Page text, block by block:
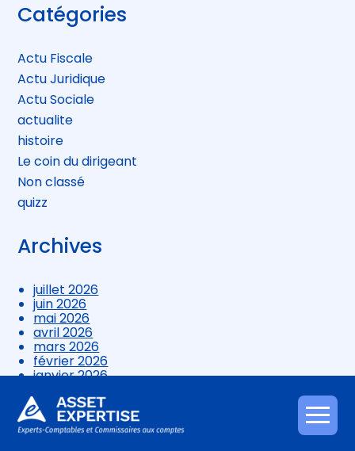
Aller
au
Blog
sidebar
Catégories
Actu Fiscale
Actu Juridique
Actu Sociale
actualite
histoire
Le coin du dirigeant
Non classé
quizz
Archives
juillet 2026
juin 2026
mai 2026
avril 2026
mars 2026
février 2026
janvier 2026
novembre 2025
octobre 2025
septembre 2025